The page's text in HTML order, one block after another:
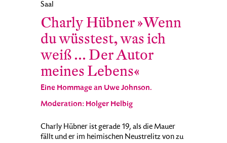
Saal
Charly Hübner »Wenn
du wüsstest, was ich
weiß ... Der Autor
meines Lebens«
Eine Hommage an Uwe Johnson.
Moderation: Holger Helbig
Charly Hübner ist gerade 19, als die Mauer
fällt und er im heimischen Neustrelitz von zu